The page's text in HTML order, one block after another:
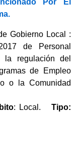
Gobierno Local :
de Personal
regulación del
de Empleo
o la Comunidad
: Local.Tipo: